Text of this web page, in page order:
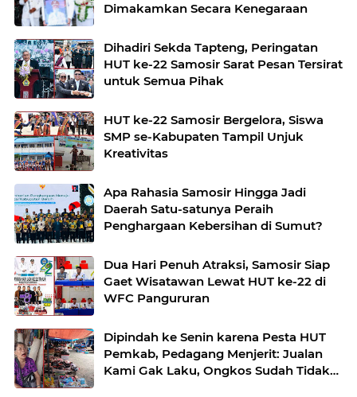
Dimakamkan Secara Kenegaraan
Dihadiri Sekda Tapteng, Peringatan
HUT ke-22 Samosir Sarat Pesan Tersirat
untuk Semua Pihak
HUT ke-22 Samosir Bergelora, Siswa
SMP se-Kabupaten Tampil Unjuk
Kreativitas
Apa Rahasia Samosir Hingga Jadi
Daerah Satu-satunya Peraih
Penghargaan Kebersihan di Sumut?
Dua Hari Penuh Atraksi, Samosir Siap
Gaet Wisatawan Lewat HUT ke-22 di
WFC Pangururan
Dipindah ke Senin karena Pesta HUT
Pemkab, Pedagang Menjerit: Jualan
Kami Gak Laku, Ongkos Sudah Tidak